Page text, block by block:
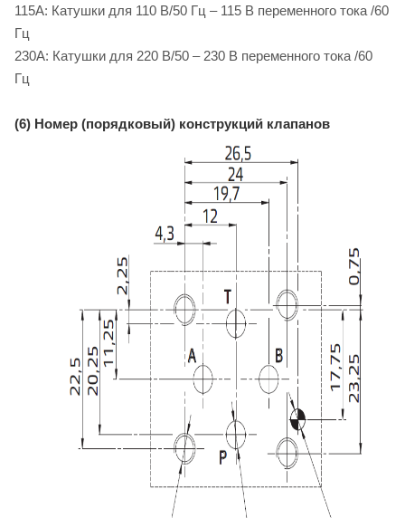
115A: Катушки для 110 B/50 Гц – 115 B переменного тока /60
Гц
230A: Катушки для 220 B/50 – 230 B переменного тока /60
Гц
(6) Номер (порядковый) конструкций клапанов